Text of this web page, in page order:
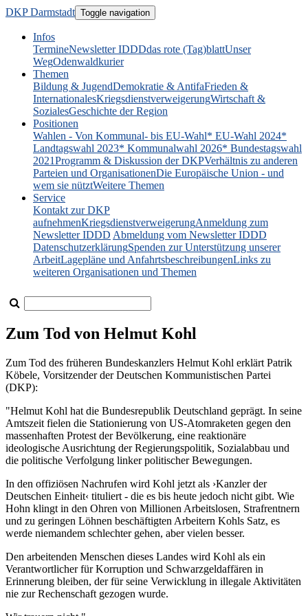
DKP Darmstadt Toggle navigation
Infos
TermineNewsletter IDDDdas rote (Tag)blattUnser
WegOdenwaldkurier
Themen
Bildung & JugendDemokratie & AntifaFrieden &
InternationalesKriegsdienstverweigerungWirtschaft &
SozialesGeschichte der Region
Positionen
Wahlen - Von Kommunal- bis EU-Wahl* EU-Wahl 2024*
Landtagswahl 2023* Kommunalwahl 2026* Bundestagswahl
2021Programm & Diskussion der DKPVerhältnis zu anderen
Parteien und OrganisationenDie Europäische Union - und
wem sie nütztWeitere Themen
Service
Kontakt zur DKP
aufnehmenKriegsdienstverweigerungAnmeldung zum
Newsletter IDDD Abmeldung vom Newsletter IDDD
DatenschutzerklärungSpenden zur Unterstützung unserer
ArbeitLagepläne und AnfahrtsbeschreibungenLinks zu
weiteren Organisationen und Themen
Zum Tod von Helmut Kohl
Zum Tod des früheren Bundeskanzlers Helmut Kohl erklärt Patrik
Köbele, Vorsitzender der Deutschen Kommunistischen Partei
(DKP):
"Helmut Kohl hat die Bundesrepublik Deutschland geprägt. In seine
Amtszeit fielen die Stationierung von US-Atomraketen gegen den
massenhaften Protest der Bevölkerung, eine reaktionäre
ideologische Ausrichtung der Regierungspolitik, Sozialabbau und
die politische Verfolgung linker politischer Bewegungen.
In den offiziösen Nachrufen wird Kohl jetzt als ›Kanzler der
Deutschen Einheit‹ tituliert - die es bis heute jedoch nicht gibt. Wie
Hohn klingt in den Ohren von Millionen Arbeitslosen, Strafrentnern
und zu geringen Löhnen beschäftigten Arbeitern Kohls Satz, es
werde niemandem schlechter gehen, aber vielen besser.
Den arbeitenden Menschen dieses Landes wird Kohl als ein
Verantwortlicher für Korruption und Schwarzgeldaffären in
Erinnerung bleiben, der für seine Verwicklung in illegale Aktivitäten
nie zur Rechenschaft gezogen wurde.